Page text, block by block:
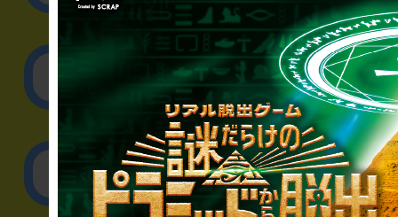
取材に関するお
その他のご相談／